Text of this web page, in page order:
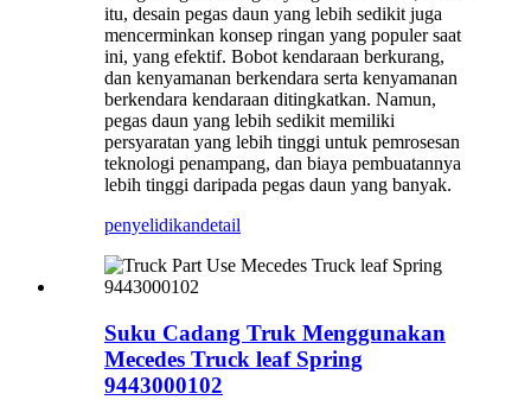
itu, desain pegas daun yang lebih sedikit juga
mencerminkan konsep ringan yang populer saat
ini, yang efektif. Bobot kendaraan berkurang,
dan kenyamanan berkendara serta kenyamanan
berkendara kendaraan ditingkatkan. Namun,
pegas daun yang lebih sedikit memiliki
persyaratan yang lebih tinggi untuk pemrosesan
teknologi penampang, dan biaya pembuatannya
lebih tinggi daripada pegas daun yang banyak.
penyelidikandetail
Suku Cadang Truk Menggunakan
Mecedes Truck leaf Spring
9443000102